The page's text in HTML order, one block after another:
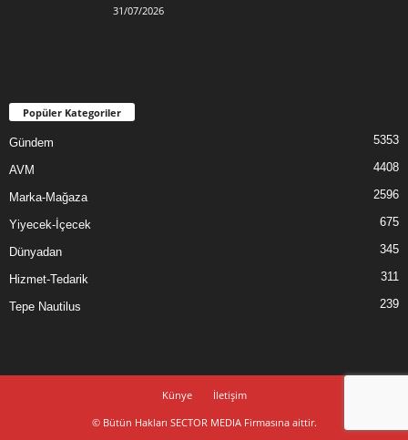
31/07/2026
Popüler Kategoriler
Gündem 5353
AVM 4408
Marka-Mağaza 2596
Yiyecek-İçecek 675
Dünyadan 345
Hizmet-Tedarik 311
Tepe Nautilus 239
Künye
İletişim
© Bütün Hakları SECTOR MEDIA Firmasına aittir.